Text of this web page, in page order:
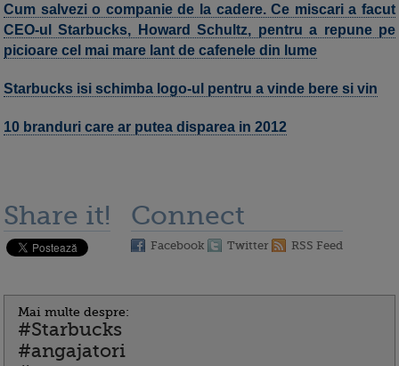
Cum salvezi o companie de la cadere. Ce miscari a facut
CEO-ul Starbucks, Howard Schultz, pentru a repune pe
picioare cel mai mare lant de cafenele din lume
Starbucks isi schimba logo-ul pentru a vinde bere si vin
10 branduri care ar putea disparea in 2012
Share it! Connect
Facebook Twitter RSS Feed
Mai multe despre:
#Starbucks
#angajatori